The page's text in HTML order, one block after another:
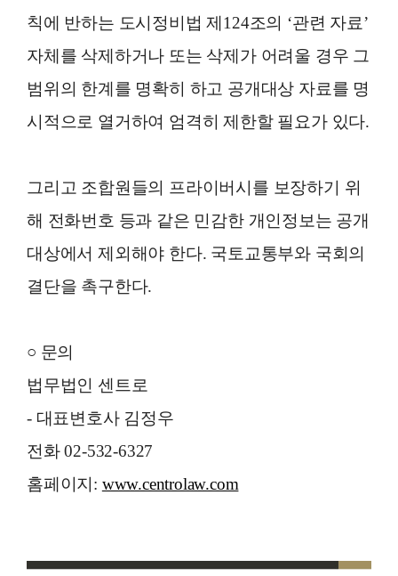
칙에 반하는 도시정비법 제124조의 ‘관련 자료’
자체를 삭제하거나 또는 삭제가 어려울 경우 그
범위의 한계를 명확히 하고 공개대상 자료를 명
시적으로 열거하여 엄격히 제한할 필요가 있다.
그리고 조합원들의 프라이버시를 보장하기 위
해 전화번호 등과 같은 민감한 개인정보는 공개
대상에서 제외해야 한다. 국토교통부와 국회의
결단을 촉구한다.
○ 문의
법무법인 센트로
- 대표변호사 김정우
전화 02-532-6327
홈페이지: www.centrolaw.com